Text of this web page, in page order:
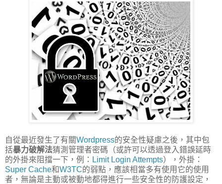
自從最近發生了有關Wordpress的安全性疑慮之後，其中包
括暴力破解法猜測管理者密碼（或許可以透過登入錯誤延時
的外掛來阻擋一下，例： Limit Login Attempts），外掛：
Super Cache和W3TC的弱點，應該相當多有使用它的使用
者，無論是主動或被動地都得進行一些安全性的防護設定，